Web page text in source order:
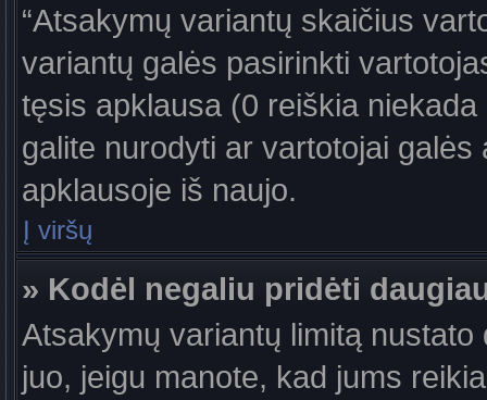
“Atsakymų variantų skaičius
variantų galės pasirinkti
tęsis apklausa (0 reiškia
galite nurodyti ar vartotojai
apklausoje iš naujo.
Į viršų
» Kodėl negaliu pridėti
Atsakymų variantų limitą
juo, jeigu manote, kad jums